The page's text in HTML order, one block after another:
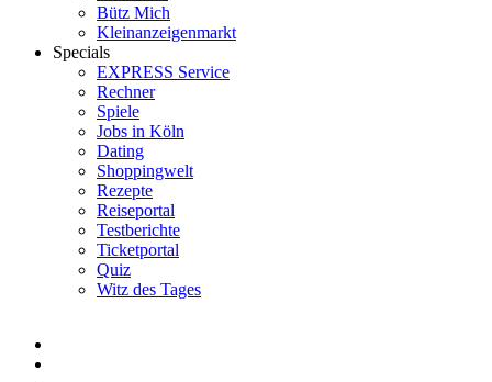
Bütz Mich
Kleinanzeigenmarkt
Specials
EXPRESS Service
Rechner
Spiele
Jobs in Köln
Dating
Shoppingwelt
Rezepte
Reiseportal
Testberichte
Ticketportal
Quiz
Witz des Tages